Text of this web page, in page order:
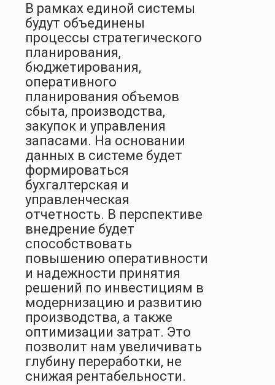
В рамках единой системы
будут объединены
процессы стратегического
планирования,
бюджетирования,
оперативного
планирования объемов
сбыта, производства,
закупок и управления
запасами. На основании
данных в системе будет
формироваться
бухгалтерская и
управленческая
отчетность. В перспективе
внедрение будет
способствовать
повышению оперативности
и надежности принятия
решений по инвестициям в
модернизацию и развитию
производства, а также
оптимизации затрат. Это
позволит нам увеличивать
глубину переработки, не
снижая рентабельности.